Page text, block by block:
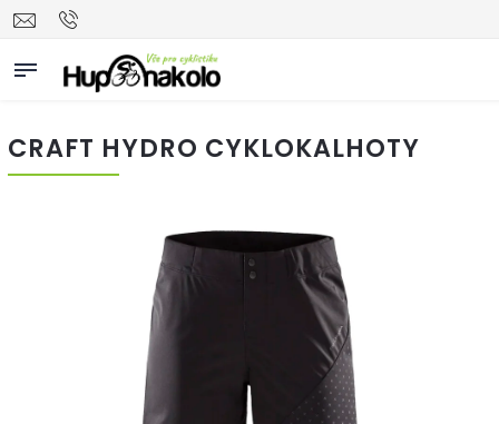
CRAFT HYDRO CYKLOKALHOTY